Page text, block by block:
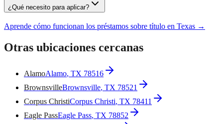
¿Qué necesito para aplicar?
Aprende cómo funcionan los préstamos sobre título en Texas →
Otras ubicaciones cercanas
AlamoAlamo, TX 78516
BrownsvilleBrownsville, TX 78521
Corpus ChristiCorpus Christi, TX 78411
Eagle PassEagle Pass, TX 78852